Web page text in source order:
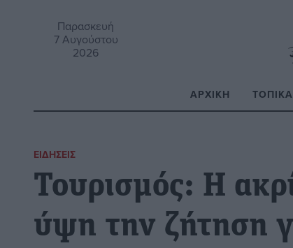
Παρασκευή
7 Αυγούστου
2026
ΑΡΧΙΚΉ ΤΟΠΙΚΆ
ΕΙΔΉΣΕΙΣ
Τουρισμός: Η
ύψη την ζήτηση